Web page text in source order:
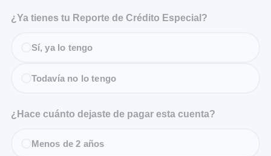
¿Ya tienes tu Reporte de Crédito Especial?
Sí, ya lo tengo
Todavía no lo tengo
¿Hace cuánto dejaste de pagar esta cuenta?
Menos de 2 años